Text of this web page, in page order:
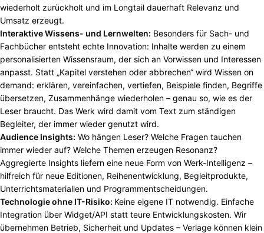
wiederholt zurückholt und im Longtail dauerhaft Relevanz und
Umsatz erzeugt.
Interaktive Wissens- und Lernwelten: Besonders für Sach- und
Fachbücher entsteht echte Innovation: Inhalte werden zu einem
personalisierten Wissensraum, der sich an Vorwissen und Interessen
anpasst. Statt „Kapitel verstehen oder abbrechen“ wird Wissen on
demand: erklären, vereinfachen, vertiefen, Beispiele finden, Begriffe
übersetzen, Zusammenhänge wiederholen – genau so, wie es der
Leser braucht. Das Werk wird damit vom Text zum ständigen
Begleiter, der immer wieder genutzt wird.
Audience Insights: Wo hängen Leser? Welche Fragen tauchen
immer wieder auf? Welche Themen erzeugen Resonanz?
Aggregierte Insights liefern eine neue Form von Werk-Intelligenz –
hilfreich für neue Editionen, Reihenentwicklung, Begleitprodukte,
Unterrichtsmaterialien und Programmentscheidungen.
Technologie ohne IT-Risiko: Keine eigene IT notwendig. Einfache
Integration über Widget/API statt teure Entwicklungskosten. Wir
übernehmen Betrieb, Sicherheit und Updates – Verlage können klein